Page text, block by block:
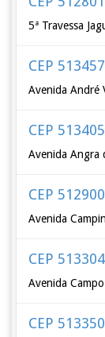
5ª Travessa
CEP
Avenida André
CEP
Avenida Angra
CEP
Avenida
CEP
Avenida
CEP